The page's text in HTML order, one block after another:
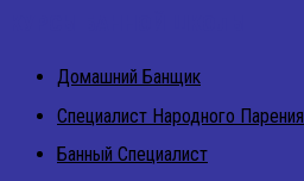
Домашний Банщик
Специалист Народного Парения
Банный Специалист